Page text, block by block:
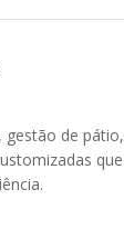
gestão de pátio,
que